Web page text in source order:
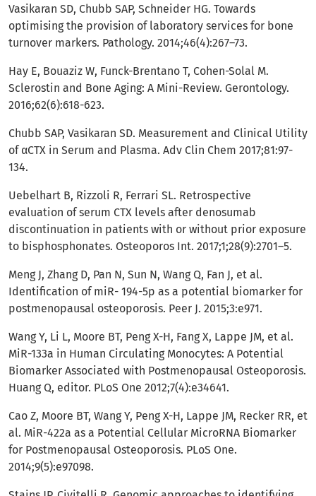
Vasikaran SD, Chubb SAP, Schneider HG. Towards
optimising the provision of laboratory services for bone
turnover markers. Pathology. 2014;46(4):267–73.
Hay E, Bouaziz W, Funck-Brentano T, Cohen-Solal M.
Sclerostin and Bone Aging: A Mini-Review. Gerontology.
2016;62(6):618-623.
Chubb SAP, Vasikaran SD. Measurement and Clinical Utility
of αCTX in Serum and Plasma. Adv Clin Chem 2017;81:97-
134.
Uebelhart B, Rizzoli R, Ferrari SL. Retrospective
evaluation of serum CTX levels after denosumab
discontinuation in patients with or without prior exposure
to bisphosphonates. Osteoporos Int. 2017;1;28(9):2701–5.
Meng J, Zhang D, Pan N, Sun N, Wang Q, Fan J, et al.
Identification of miR- 194-5p as a potential biomarker for
postmenopausal osteoporosis. Peer J. 2015;3:e971.
Wang Y, Li L, Moore BT, Peng X-H, Fang X, Lappe JM, et al.
MiR-133a in Human Circulating Monocytes: A Potential
Biomarker Associated with Postmenopausal Osteoporosis.
Huang Q, editor. PLoS One 2012;7(4):e34641.
Cao Z, Moore BT, Wang Y, Peng X-H, Lappe JM, Recker RR, et
al. MiR-422a as a Potential Cellular MicroRNA Biomarker
for Postmenopausal Osteoporosis. PLoS One.
2014;9(5):e97098.